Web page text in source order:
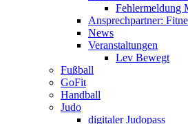
Fehlermeldung
Ansprechpartner:
News
Veranstaltungen
Lev Bewegt
Fußball
GoFit
Handball
Judo
digitaler Judopass